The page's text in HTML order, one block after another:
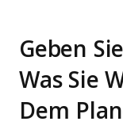
Geben
Was Sie
Dem